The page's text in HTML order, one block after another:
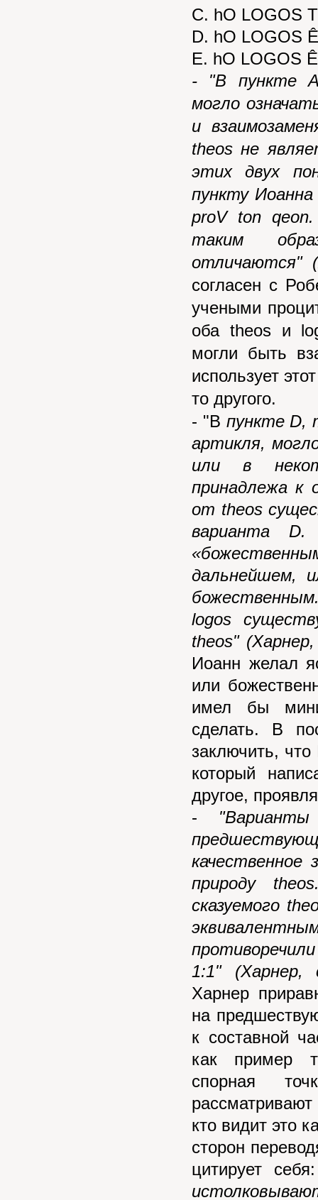
C. hO LOGOS
D. hO LOGOS
E. hO LOGOS Ê
- "В пункте
могло
и
theos не
этих двух
пункту
proV
ton qeon.
таким
отличаются"
согласен с
учеными
оба theosи
могли быть
использует
то другого.
- "В пункте D,
артикля,
или в
принадлежа к
от theos
варианта
дальнейшем,
logos
theos"
Иоанн желал
или
имел бы
сделать. В
заключить,
который
другое,
- "В
природу theos
сказуемого
1:1" (Харнер,
Харнер
на
к составной
как пример
спорная
рассматривают
кто видит это
сторон
цитирует